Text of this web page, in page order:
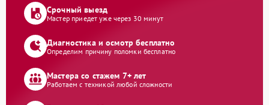
Срочный выезд
Мастер приедет уже через 30 минут
Диагностика и осмотр бесплатно
Определим причину поломки бесплатно
Мастера со стажем 7+ лет
Работаем с техникой любой сложности